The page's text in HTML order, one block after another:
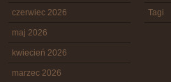
czerwiec 2026
maj 2026
kwiecień 2026
marzec 2026
Tagi